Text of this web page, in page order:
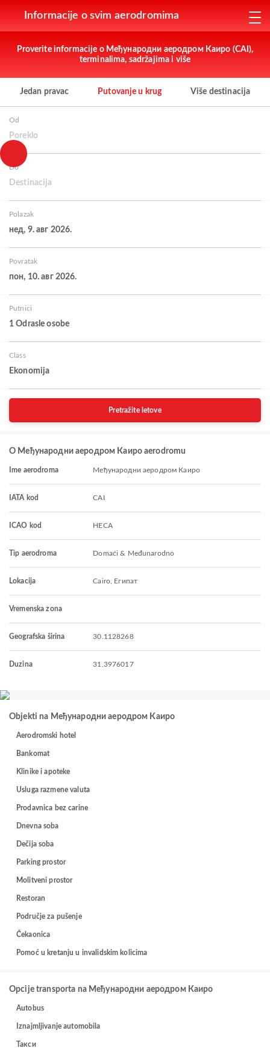
Informacije o svim aerodromima
Proverite informacije o Међународни аеродром Каиро (CAI),
terminalima, sadržajima i više
Jedan pravac Putovanje u krug Više destinacija
Od
Poreklo
Do
Destinacija
Polazak
нед, 9. авг 2026.
Povratak
пон, 10. авг 2026.
Putnici
1 Odrasle osobe
Class
Ekonomija
Pretražite letove
O Међународни аеродром Каиро aerodromu
Ime aerodroma Међународни аеродром Каиро
IATA kod CAI
ICAO kod HECA
Tip aerodroma Domaći & Međunarodno
Lokacija Cairo, Египат
Vremenska zona
Geografska širina 30.1128268
Duzina 31.3976017
Objekti na Међународни аеродром Каиро
Aerodromski hotel
Bankomat
Klinike i apoteke
Usluga razmene valuta
Prodavnica bez carine
Dnevna soba
Dečija soba
Parking prostor
Molitveni prostor
Restoran
Područje za pušenje
Čekaonica
Pomoć u kretanju u invalidskim kolicima
Opcije transporta na Међународни аеродром Каиро
Autobus
Iznajmljivanje automobila
Такси